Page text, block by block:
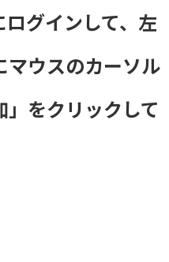
グインして、左
マウスのカーソル
をクリックして